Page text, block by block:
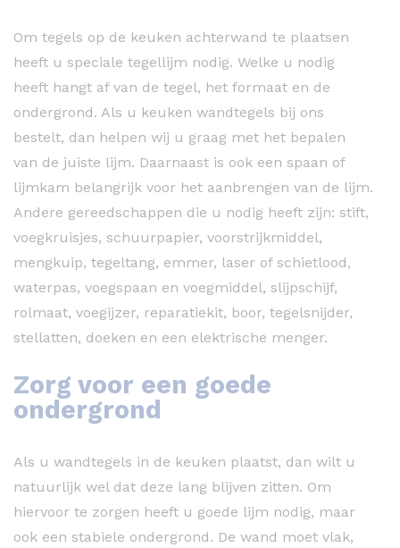
Om tegels op de keuken achterwand te plaatsen
heeft u speciale tegellijm nodig. Welke u nodig
heeft hangt af van de tegel, het formaat en de
ondergrond. Als u keuken wandtegels bij ons
bestelt, dan helpen wij u graag met het bepalen
van de juiste lijm. Daarnaast is ook een spaan of
lijmkam belangrijk voor het aanbrengen van de lijm.
Andere gereedschappen die u nodig heeft zijn: stift,
voegkruisjes, schuurpapier, voorstrijkmiddel,
mengkuip, tegeltang, emmer, laser of schietlood,
waterpas, voegspaan en voegmiddel, slijpschijf,
rolmaat, voegijzer, reparatiekit, boor, tegelsnijder,
stellatten, doeken en een elektrische menger.
Zorg voor een goede
ondergrond
Als u wandtegels in de keuken plaatst, dan wilt u
natuurlijk wel dat deze lang blijven zitten. Om
hiervoor te zorgen heeft u goede lijm nodig, maar
ook een stabiele ondergrond. De wand moet vlak,